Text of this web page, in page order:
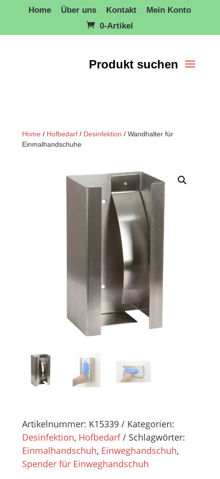
Home Über uns Kontakt
Mein Konto
0-Artikel
Home / Hofbedarf/ Desinfektion / Wandhalter für
Einmalhandschuhe
Artikelnummer: K15339
Kategorien:
Desinfektion, Hofbedarf
Schlagwörter:
Einmalhandschuh, Einweghandschuh,
Spender für Einweghandschuh